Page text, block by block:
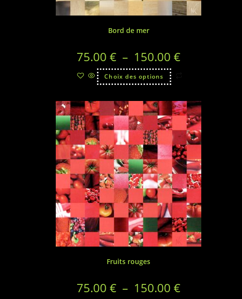
Bord de mer
75.00€ – 150.00€
Choix des options
Fruits rouges
75.00€ – 150.00€